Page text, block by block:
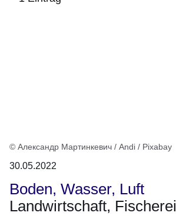
© Александр Мартинкевич / Andi / Pixabay
30.05.2022
Boden, Wasser, Luft
Landwirtschaft, Fischerei